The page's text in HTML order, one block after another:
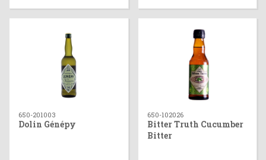
650-201003
Dolin Génépy
650-102026
Bitter Truth Cucumber
Bitter